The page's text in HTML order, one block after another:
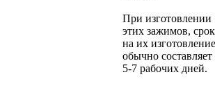
При изготовлении
этих зажимов, срок
на их изготовление
обычно составляет
5-7 рабочих дней.